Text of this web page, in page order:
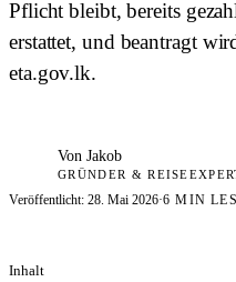
Pflicht bleibt, bereits
erstattet, und beantragt
eta.gov.lk.
Von Jakob
GRÜNDER &
Veröffentlicht: 28. Mai 2026·6 MIN
Inhalt